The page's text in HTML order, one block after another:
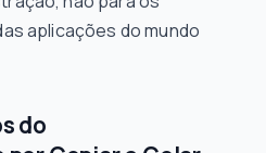
aplicações do mundo
do